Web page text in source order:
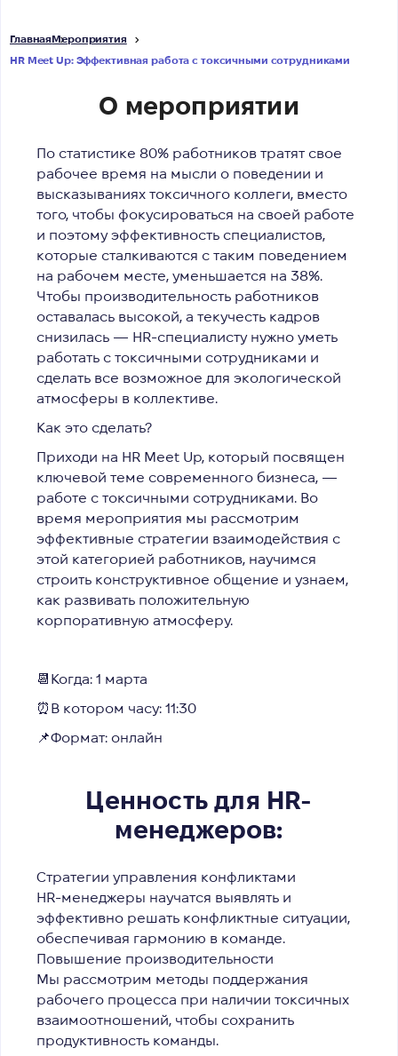
ГлавнаяМероприятия
HR Meet Up: Эффективная работа с токсичными сотрудниками
О мероприятии
По статистике 80% работников тратят свое
рабочее время на мысли о поведении и
высказываниях токсичного коллеги, вместо
того, чтобы фокусироваться на своей работе
и поэтому эффективность специалистов,
которые сталкиваются с таким поведением
на рабочем месте, уменьшается на 38%.
Чтобы производительность работников
оставалась высокой, а текучесть кадров
снизилась — HR-специалисту нужно уметь
работать с токсичными сотрудниками и
сделать все возможное для экологической
атмосферы в коллективе.
Как это сделать?
Приходи на HR Meet Up, который посвящен
ключевой теме современного бизнеса, —
работе с токсичными сотрудниками. Во
время мероприятия мы рассмотрим
эффективные стратегии взаимодействия с
этой категорией работников, научимся
строить конструктивное общение и узнаем,
как развивать положительную
корпоративную атмосферу.
📆Когда: 1 марта
⏰В котором часу: 11:30
📌Формат: онлайн
Ценность для HR-
менеджеров:
Стратегии управления конфликтами
HR-менеджеры научатся выявлять и
эффективно решать конфликтные ситуации,
обеспечивая гармонию в команде.
Повышение производительности
Мы рассмотрим методы поддержания
рабочего процесса при наличии токсичных
взаимоотношений, чтобы сохранить
продуктивность команды.